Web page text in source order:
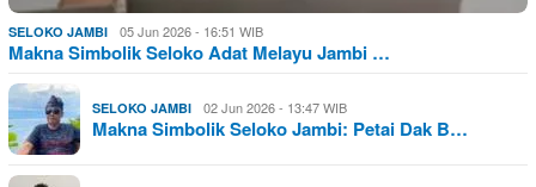
SELOKO JAMBI 05 Jun 2026 - 16:51 WIB
Makna Simbolik Seloko Adat Melayu Jambi …
SELOKO JAMBI 02 Jun 2026 - 13:47 WIB
Makna Simbolik Seloko Jambi: Petai Dak B…